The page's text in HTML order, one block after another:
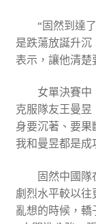
“固然到達
是跌蕩放誕升沉
表示，讓他清楚
女單決賽
克服隊友王曼昱
身要沉著、要果
我和曼昱都是成
固然中國隊
劇烈水平較以
亂想的時候，